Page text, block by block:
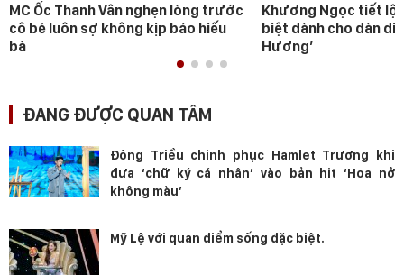
MC Ốc Thanh Vân nghẹn lòng trước
cô bé luôn sợ không kịp báo hiếu
bà
Khương Ngọc tiết lộ
biệt dành cho dàn
Hương’
ĐANG ĐƯỢC QUAN TÂM
Đông Triều chinh phục Hamlet Trương khi
đưa ‘chữ ký cá nhân’ vào bản hit ‘Hoa nở
không màu’
Mỹ Lệ với quan điểm sống đặc biệt.